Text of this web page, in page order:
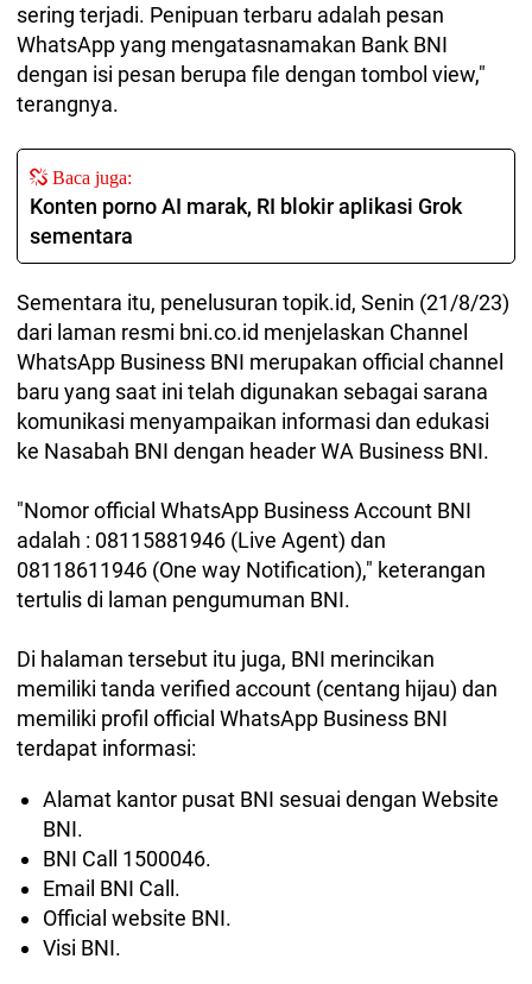
sering terjadi. Penipuan terbaru adalah pesan
WhatsApp yang mengatasnamakan Bank BNI
dengan isi pesan berupa file dengan tombol view,"
terangnya.
Baca juga:
Konten porno AI marak, RI blokir aplikasi Grok
sementara
Sementara itu, penelusuran topik.id, Senin (21/8/23)
dari laman resmi bni.co.id menjelaskan Channel
WhatsApp Business BNI merupakan official channel
baru yang saat ini telah digunakan sebagai sarana
komunikasi menyampaikan informasi dan edukasi
ke Nasabah BNI dengan header WA Business BNI.
"Nomor official WhatsApp Business Account BNI
adalah : 08115881946 (Live Agent) dan
08118611946 (One way Notification)," keterangan
tertulis di laman pengumuman BNI.
Di halaman tersebut itu juga, BNI merincikan
memiliki tanda verified account (centang hijau) dan
memiliki profil official WhatsApp Business BNI
terdapat informasi:
Alamat kantor pusat BNI sesuai dengan Website
BNI.
BNI Call 1500046.
Email BNI Call.
Official website BNI.
Visi BNI.